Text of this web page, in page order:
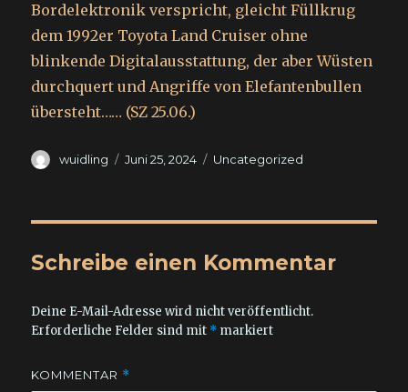
Bordelektronik verspricht, gleicht Füllkrug
dem 1992er Toyota Land Cruiser ohne
blinkende Digitalausstattung, der aber Wüsten
durchquert und Angriffe von Elefantenbullen
übersteht…… (SZ 25.06.)
Autor
wuidling
Veröffentlicht
Juni 25, 2024 Kategorien
Uncategorized
Schreibe einen Kommentar
Deine E-Mail-Adresse wird nicht veröffentlicht.
Erforderliche Felder sind mit * markiert
KOMMENTAR *